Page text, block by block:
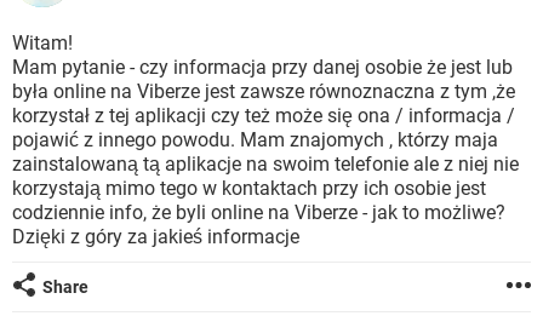
WINDOWS 10
INSTAGRAM
WINDOWS 10
GRY
SPOTIFY
INSTAGRAM FACEBOOK
WINDOWS 10
COVID-19
GRY WHATSAPP
SPOTIFY NETFLIX
INSTAGRAM FACEBOOK
WINDOWS 10
Witam!
Mam pytanie - czy informacja przy danej osobie że jest lub
była online na Viberze jest zawsze równoznaczna z tym ,że
korzystał z tej aplikacji czy też może się ona / informacja /
pojawić z innego powodu. Mam znajomych , którzy maja
zainstalowaną tą aplikacje na swoim telefonie ale z niej nie
korzystają mimo tego w kontaktach przy ich osobie jest
codziennie info, że byli online na Viberze - jak to możliwe?
Dzięki z góry za jakieś informacje
Share